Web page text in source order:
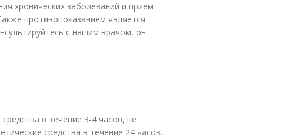
хронических заболеваний и прием
противопоказанием является
с нашим врачом, он
в течение 3-4 часов, не
средства в течение 24 часов.